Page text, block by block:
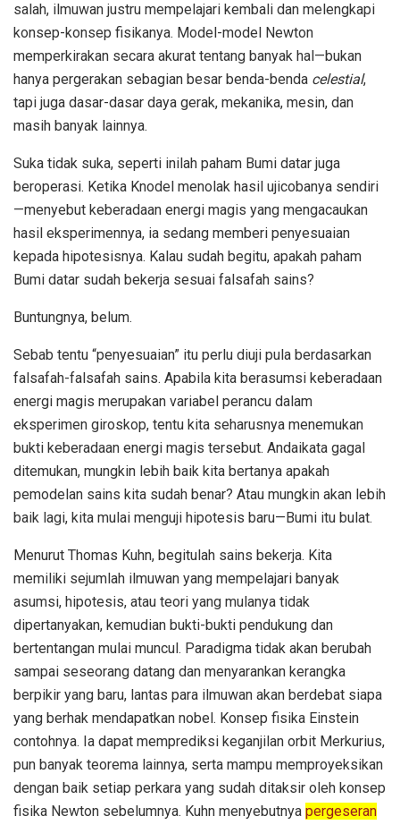
salah, ilmuwan justru mempelajari kembali dan melengkapi
konsep-konsep fisikanya. Model-model Newton
memperkirakan secara akurat tentang banyak hal—bukan
hanya pergerakan sebagian besar benda-benda celestial,
tapi juga dasar-dasar daya gerak, mekanika, mesin, dan
masih banyak lainnya.
Suka tidak suka, seperti inilah paham Bumi datar juga
beroperasi. Ketika Knodel menolak hasil ujicobanya sendiri
—menyebut keberadaan energi magis yang mengacaukan
hasil eksperimennya, ia sedang memberi penyesuaian
kepada hipotesisnya. Kalau sudah begitu, apakah paham
Bumi datar sudah bekerja sesuai falsafah sains?
Buntungnya, belum.
Sebab tentu “penyesuaian” itu perlu diuji pula berdasarkan
falsafah-falsafah sains. Apabila kita berasumsi keberadaan
energi magis merupakan variabel perancu dalam
eksperimen giroskop, tentu kita seharusnya menemukan
bukti keberadaan energi magis tersebut. Andaikata gagal
ditemukan, mungkin lebih baik kita bertanya apakah
pemodelan sains kita sudah benar? Atau mungkin akan lebih
baik lagi, kita mulai menguji hipotesis baru—Bumi itu bulat.
Menurut Thomas Kuhn, begitulah sains bekerja. Kita
memiliki sejumlah ilmuwan yang mempelajari banyak
asumsi, hipotesis, atau teori yang mulanya tidak
dipertanyakan, kemudian bukti-bukti pendukung dan
bertentangan mulai muncul. Paradigma tidak akan berubah
sampai seseorang datang dan menyarankan kerangka
berpikir yang baru, lantas para ilmuwan akan berdebat siapa
yang berhak mendapatkan nobel. Konsep fisika Einstein
contohnya. Ia dapat memprediksi keganjilan orbit Merkurius,
pun banyak teorema lainnya, serta mampu memproyeksikan
dengan baik setiap perkara yang sudah ditaksir oleh konsep
fisika Newton sebelumnya. Kuhn menyebutnya pergeseran